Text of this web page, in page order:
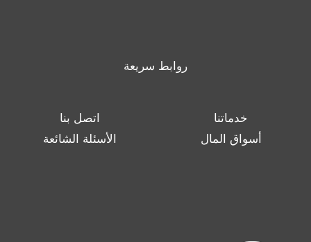
روابط سريعة
خدماتنا
اتصل بنا
أسواق المال
الأسئلة الشائعة